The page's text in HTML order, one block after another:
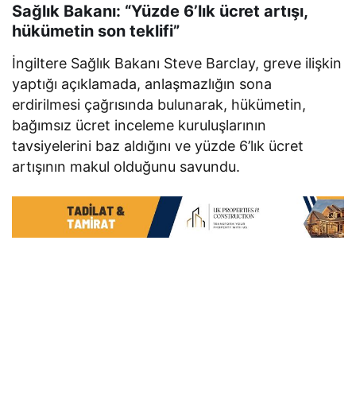
Sağlık Bakanı: “Yüzde 6’lık ücret artışı,
hükümetin son teklifi”
İngiltere Sağlık Bakanı Steve Barclay, greve ilişkin
yaptığı açıklamada, anlaşmazlığın sona
erdirilmesi çağrısında bulunarak, hükümetin,
bağımsız ücret inceleme kuruluşlarının
tavsiyelerini baz aldığını ve yüzde 6’lık ücret
artışının makul olduğunu savundu.